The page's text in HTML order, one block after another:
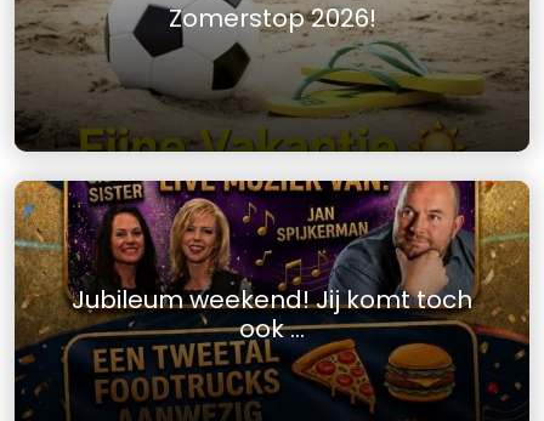
Zomerstop 2026!
Jubileum weekend! Jij komt toch
ook …